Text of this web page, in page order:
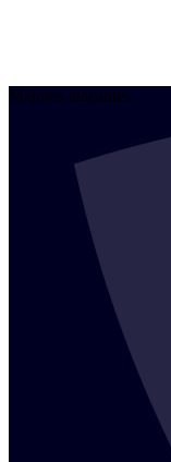
Mejores atacantes